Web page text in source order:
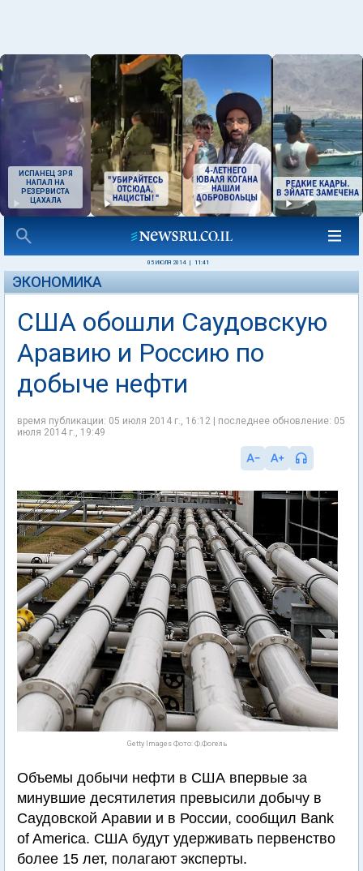
ИСПАНЕЦ ЗРЯ
НАПАЛ НА
РЕЗЕРВИСТА
ЦАХАЛА
05 ИЮЛЯ 2014 11:41
ЭКОНОМИКА
США обошли Саудовскую
Аравию и Россию по
добыче нефти
время публикации: 05 июля 2014 г., 16:12 | последнее обновление: 05
июля 2014 г., 19:49
Getty Images Фото: Ф.Фогель
Объемы добычи нефти в США впервые за
минувшие десятилетия превысили добычу в
Саудовской Аравии и в России, сообщил Bank
of America. США будут удерживать первенство
более 15 лет, полагают эксперты.